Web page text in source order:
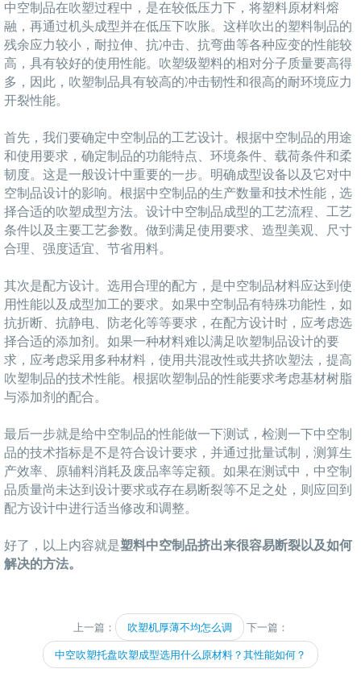
中空制品在吹塑过程中，是在较低压力下，将塑料原材料熔
融，再通过机头成型并在低压下吹胀。这样吹出的塑料制品的
残余应力较小，耐拉伸、抗冲击、抗弯曲等各种应变的性能较
高，具有较好的使用性能。吹塑级塑料的相对分子质量要高得
多，因此，吹塑制品具有较高的冲击韧性和很高的耐环境应力
开裂性能。
首先，我们要确定中空制品的工艺设计。根据中空制品的用途
和使用要求，确定制品的功能特点、环境条件、载荷条件和柔
韧度。这是一般设计中重要的一步。明确成型设备以及它对中
空制品设计的影响。根据中空制品的生产数量和技术性能，选
择合适的吹塑成型方法。设计中空制品成型的工艺流程、工艺
条件以及主要工艺参数。做到满足使用要求、造型美观、尺寸
合理、强度适宜、节省用料。
其次是配方设计。选用合理的配方，是中空制品材料应达到使
用性能以及成型加工的要求。如果中空制品有特殊功能性，如
抗折断、抗静电、防老化等等要求，在配方设计时，应考虑选
择合适的添加剂。如果一种材料难以满足吹塑制品设计的要
求，应考虑采用多种材料，使用共混改性或共挤吹塑法，提高
吹塑制品的技术性能。根据吹塑制品的性能要求考虑基材树脂
与添加剂的配合。
最后一步就是给中空制品的性能做一下测试，检测一下中空制
品的技术指标是不是符合设计要求，并通过批量试制，测算生
产效率、原辅料消耗及废品率等定额。如果在测试中，中空制
品质量尚未达到设计要求或存在易断裂等不足之处，则应回到
配方设计中进行适当修改和调整。
好了，以上内容就是塑料中空制品挤出来很容易断裂以及如何
解决的方法。
上一篇： 吹塑机厚薄不均怎么调
下一篇：
中空吹塑托盘吹塑成型选用什么原材料？其性能如何？